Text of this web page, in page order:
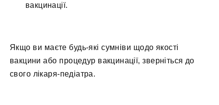
вакцинації.
Якщо ви маєте будь-які сумніви щодо якості
вакцини або процедур вакцинації, зверніться до
свого лікаря-педіатра.